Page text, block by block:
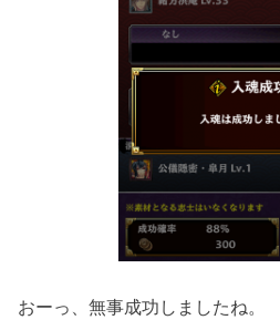
おーっ、無事成功しましたね。